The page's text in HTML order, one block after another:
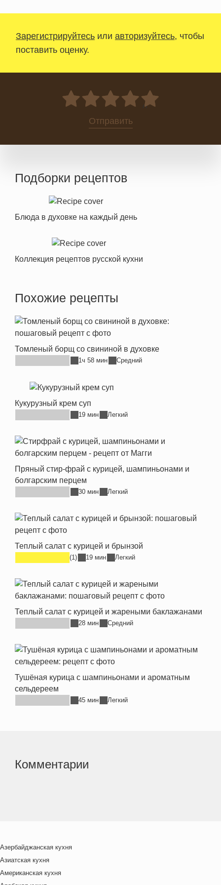
Зарегистрируйтесь или авторизуйтесь, чтобы
поставить оценку.
0
Отправить
Подборки рецептов
Блюда в духовке на каждый день
Коллекция рецептов русской кухни
Похожие рецепты
Томленый борщ со свининой в духовке
1ч 58 мин Средний
Кукурузный крем суп
19 мин Легкий
Пряный стир-фрай с курицей, шампиньонами и
болгарским перцем
30 мин Легкий
Теплый салат с курицей и брынзой
(1) 19 мин Легкий
Теплый салат с курицей и жареными баклажанами
28 мин Средний
Тушёная курица с шампиньонами и ароматным
сельдереем
45 мин Легкий
Комментарии
Азербайджанская кухня
Азиатская кухня
Американская кухня